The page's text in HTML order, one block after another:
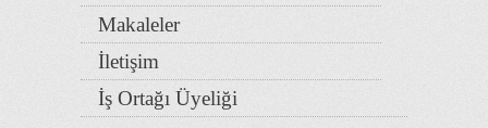
Makaleler
İletişim
İş Ortağı Üyeliği